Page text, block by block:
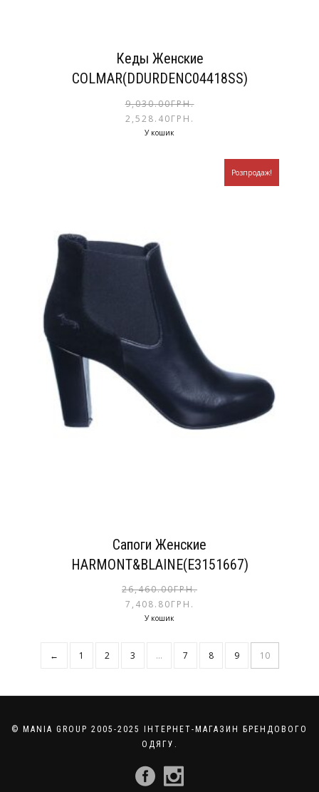
Кеды Женские
COLMAR(DDURDENC04418SS)
9,030.00ГРН.
2,528.40ГРН.
У кошик
Сапоги Женские
HARMONT&BLAINE(E3151667)
Розпродаж!
26,460.00ГРН.
7,408.80ГРН.
У кошик
← 1 2 3 … 7 8 9 10
© MANIA GROUP 2005-2025 ІНТЕРНЕТ-МАГАЗИН БРЕНДОВОГО
ОДЯГУ.